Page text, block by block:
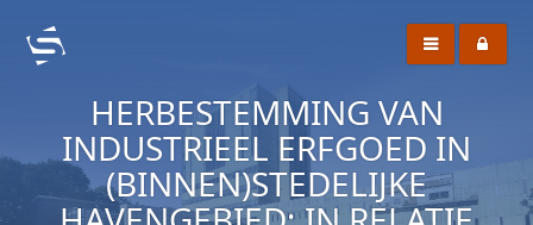
HERBESTEMMING VAN
INDUSTRIEEL ERFGOED IN
(BINNEN)STEDELIJKE